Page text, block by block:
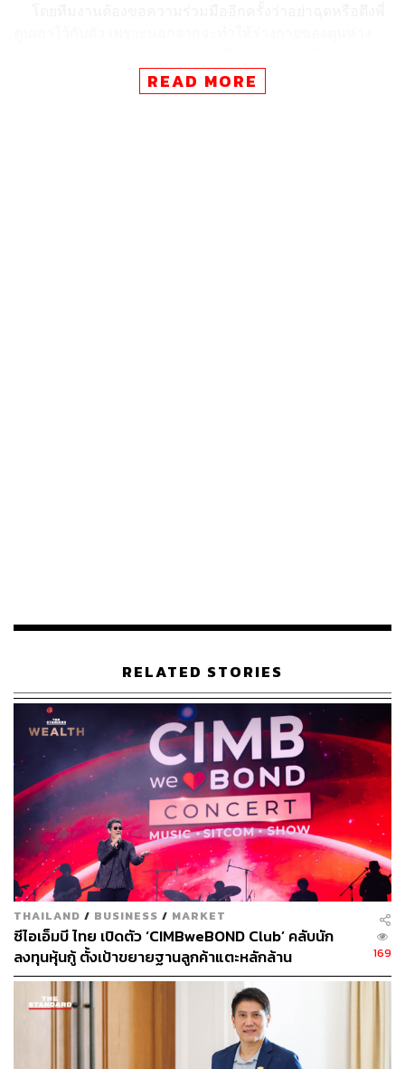
กับตัวเองเพียงแค่ไม่กี่วินาที อาจกลายเป็นการหยุดเขาไว้จน
ไม่สามารถวิ่งไปถึงจุดหมายปลายทางที่จังหวัดเชียงรายอีก
เซตที่ 4 จากโรงเรียนวัดขรัวช่วย ไปถึงจุดพัก ปตท. สามหนุ่ม
จังหวัดนครศรีธรรมราช ซึ่งแผนการวิ่งในวันนี้มีกำหนด
ทั้งหมด 5 เซต ซึ่งคงต้องคอยลุ้นกันต่อว่านักวิ่งมหาชนจะจบ
การวิ่งของวันนี้ในเวลากี่โมง
READ MORE
RELATED STORIES
THAILAND / BUSINESS / MARKET
ซีไอเอ็มบี ไทย เปิดตัว ‘CIMBweBOND Club’ คลับนัก
ลงทุนหุ้นกู้ ตั้งเป้าขยายฐานลูกค้าแตะหลักล้าน
169